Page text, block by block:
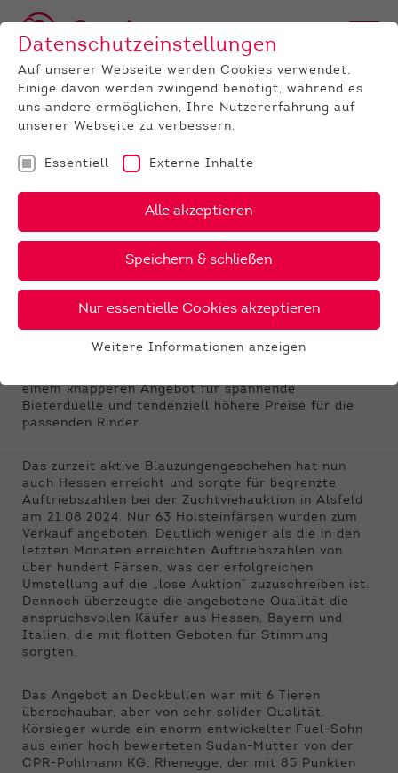
UNTERNEHMEN News
Ergebnisse der
Zuchtviehauktion August 2024
Starke Nachfrage aus dem In- und Ausland
Die große Nachfrage – insbesondere nach
einem knapperen Angebot für spannende
Bieterduelle und tendenziell höhere Preise für die
passenden Rinder.
Das zurzeit aktive Blauzungengeschehen hat nun
auch Hessen erreicht und sorgte für begrenzte
Auftriebszahlen bei der Zuchtviehauktion in Alsfeld
am 21.08.2024. Nur 63 Holsteinfärsen wurden zum
Verkauf angeboten. Deutlich weniger als die in den
letzten Monaten erreichten Auftriebszahlen von
über hundert Färsen, was der erfolgreichen
Umstellung auf die „lose Auktion“ zuzuschreiben ist.
Dennoch überzeugte die angebotene Qualität die
anspruchsvollen Käufer aus Hessen, Bayern und
Italien, die mit flotten Geboten für Stimmung
sorgten.
Das Angebot an Deckbullen war mit 6 Tieren
überschaubar, aber von sehr solider Qualität.
Körsieger wurde ein enorm entwickelter Fuel-Sohn
aus einer hoch bewerteten Sudan-Mutter von der
CPR-Pohlmann KG, Rhenegge, der mit 85 Punkten
Datenschutzeinstellungen
Auf unserer Webseite werden Cookies verwendet.
Einige davon werden zwingend benötigt, während es
uns andere ermöglichen, Ihre Nutzererfahrung auf
unserer Webseite zu verbessern.
Essentiell Externe Inhalte
Alle akzeptieren
Speichern & schließen
Nur essentielle Cookies akzeptieren
Funktionen der Webseite benötigt. Dadurch ist
gewährleistet, dass die Webseite einwandfrei
cookie_optin
Anbieter Qnetics
Laufzeit 1 Jahr
Zweck Cookie Einstellungen speichern
Cookie-Informationen anzeigen
Externe Inhalte
Wir verwenden auf unserer Website externe
Inhalte, um Ihnen zusätzliche Informationen
anzubieten.
Weitere Informationen anzeigen